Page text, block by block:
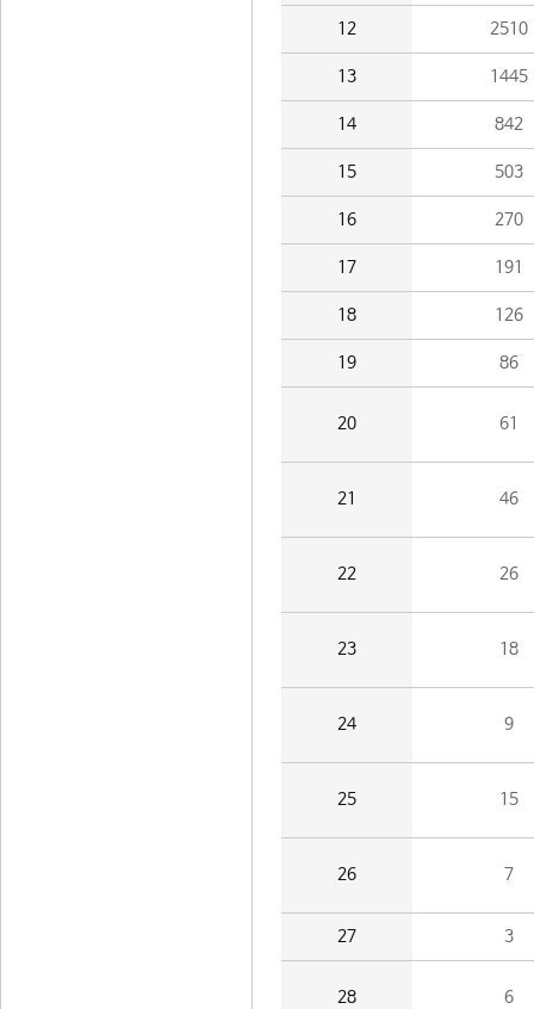
12 2510
13 1445
14 842
15 503
16 270
17 191
18 126
19 86
20 61
21 46
22 26
23 18
24 9
25 15
26 7
27 3
28 6